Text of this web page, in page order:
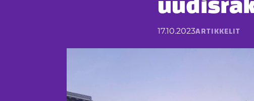
17.10.2023ARTIKKELIT